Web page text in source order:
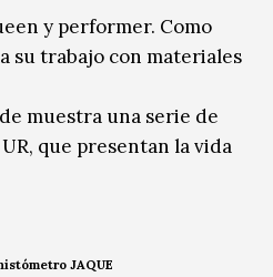
y performer. Como
su trabajo con materiales
muestra una serie de
que presentan la vida
JAQUE